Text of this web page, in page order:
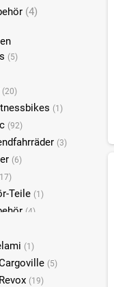
(4)
(5)
(20)
(1)
(92)
(3)
(6)
Teile (1)
(4)
(1)
(5)
(19)